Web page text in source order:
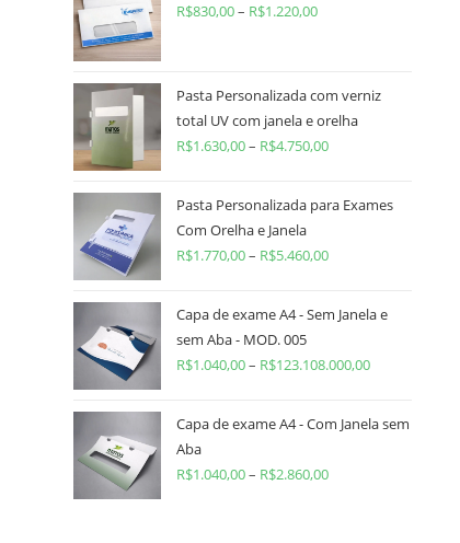
R$830,00– R$1.220,00
Pasta Personalizada com verniz
total UV com janela e orelha
R$1.630,00– R$4.750,00
Pasta Personalizada para Exames
Com Orelha e Janela
R$1.770,00– R$5.460,00
Capa de exame A4 - Sem Janela e
sem Aba - MOD. 005
R$1.040,00– R$123.108.000,00
Capa de exame A4 - Com Janela sem
Aba
R$1.040,00– R$2.860,00